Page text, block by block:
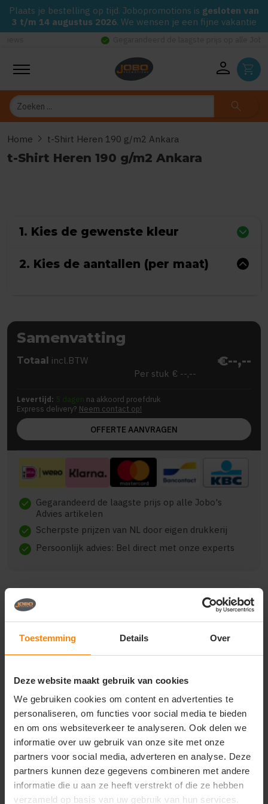
Toestemming Details Over
Deze website maakt gebruik van cookies
We gebruiken cookies om content en advertenties te
personaliseren, om functies voor social media te bieden
en om ons websiteverkeer te analyseren. Ook delen we
informatie over uw gebruik van onze site met onze
partners voor social media, adverteren en analyse. Deze
partners kunnen deze gegevens combineren met andere
informatie die u aan ze heeft verstrekt of die ze hebben
verzameld op basis van uw gebruik van hun services.
Plaats je bestelling op tijd. Jobopromotions is gesloten van
3 t/m 14 augustus 2026. We wensen je een fijne vakantie
Gegarandeerd de laagste prijs op alle Jobo's Advies artikelen
person shopping_cart
Zoeken search
Home chevron_right t-Shirt Heren 190 g/m2 Ankara
t-Shirt Heren 190 g/m2 Ankara
1. Kies de gewenste kleur
2. Kies de aantallen (per maat)
Samenvatting
Totaal incl.BTW €--,--
Per stuk € --,--
Levertijd: 5 dagen na akkoord proefdruk
Express delivery? Neem contact op!
OFFERTE AANVRAGEN
check Gegarandeerd de laagste prijs op alle Jobo's
Advies artikelen
check Scherpste prijzen van NL door eigen drukkerij
check Persoonlijk advies: Bel direct met onze experts
Beschrijving Reviews (0)
[{"pp":"Borst links","pt":"Bedrukking","ct":"E\u00e9n
{"pp":"Achterzijde","pt":"Bedrukking","ct":"E\u00e9n
kleur"}]}
Vragen? Neem contact
op met onze
klantenservice